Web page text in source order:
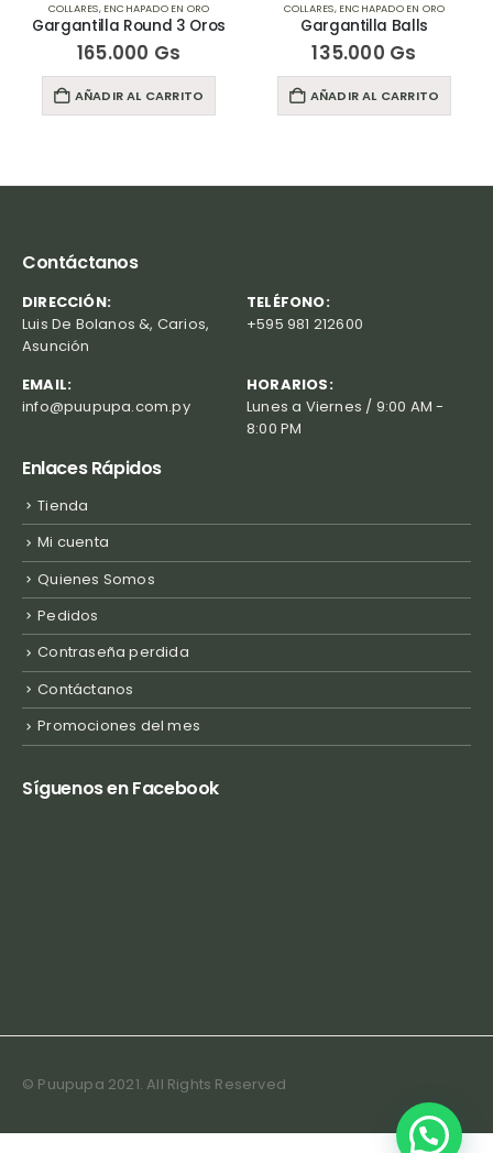
COLLARES, ENCHAPADO EN ORO
Gargantilla Round 3 Oros
165.000 Gs
AÑADIR AL CARRITO
COLLARES, ENCHAPADO EN ORO
Gargantilla Balls
135.000 Gs
AÑADIR AL CARRITO
Contáctanos
DIRECCIÓN:
Luis De Bolanos &, Carios,
Asunción
TELÉFONO:
+595 981 212600
EMAIL:
info@puupupa.com.py
HORARIOS:
Lunes a Viernes / 9:00 AM -
8:00 PM
Enlaces Rápidos
Tienda
Mi cuenta
Quienes Somos
Pedidos
Contraseña perdida
Contáctanos
Promociones del mes
Síguenos en Facebook
© Puupupa 2021. All Rights Reserved